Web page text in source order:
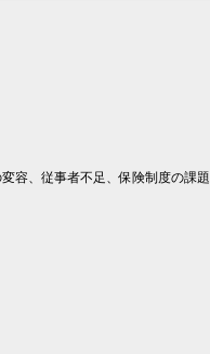
容、従事者不足、保険制度の課題